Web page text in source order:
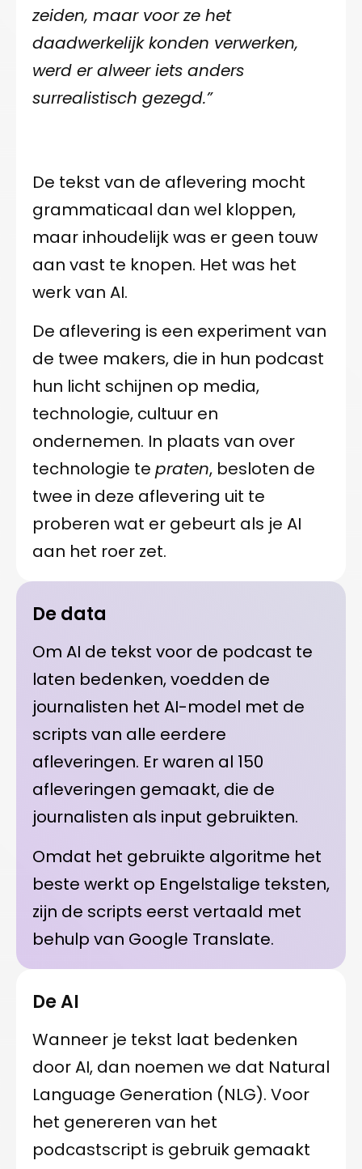
zeiden, maar voor ze het
daadwerkelijk konden verwerken,
werd er alweer iets anders
surrealistisch gezegd.”
De tekst van de aflevering mocht
grammaticaal dan wel kloppen,
maar inhoudelijk was er geen touw
aan vast te knopen. Het was het
werk van AI.
De aflevering is een experiment van
de twee makers, die in hun podcast
hun licht schijnen op media,
technologie, cultuur en
ondernemen. In plaats van over
technologie te praten, besloten de
twee in deze aflevering uit te
proberen wat er gebeurt als je AI
aan het roer zet.
De data
Om AI de tekst voor de podcast te
laten bedenken, voedden de
journalisten het AI-model met de
scripts van alle eerdere
afleveringen. Er waren al 150
afleveringen gemaakt, die de
journalisten als input gebruikten.
Omdat het gebruikte algoritme het
beste werkt op Engelstalige teksten,
zijn de scripts eerst vertaald met
behulp van Google Translate.
De AI
Wanneer je tekst laat bedenken
door AI, dan noemen we dat Natural
Language Generation (NLG). Voor
het genereren van het
podcastscript is gebruik gemaakt